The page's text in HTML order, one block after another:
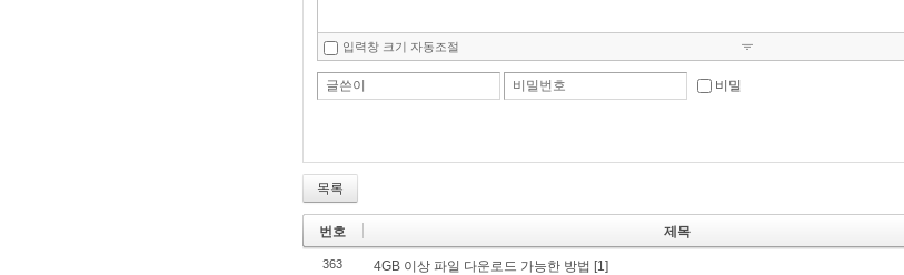
입력창 크기 자동조절
글쓴이 비밀번호 비밀
목록
번호 제목
363 4GB 이상 파일 다운로드 가능한 방법 [1]